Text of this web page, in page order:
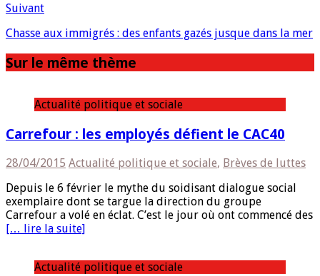
Suivant
Chasse aux immigrés : des enfants gazés jusque dans la mer
Sur le même thème
Actualité politique et sociale
Carrefour : les employés défient le CAC40
28/04/2015 Actualité politique et sociale, Brèves de luttes
Depuis le 6 février le mythe du soidisant dialogue social
exemplaire dont se targue la direction du groupe
Carrefour a volé en éclat. C’est le jour où ont commencé des
[… lire la suite]
Actualité politique et sociale